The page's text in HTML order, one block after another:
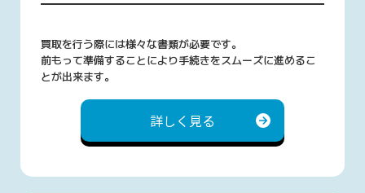
買取を行う際には様々な書類が必要です。
前もって準備することにより手続きをスムーズに進めるこ
とが出来ます。
詳しく見る